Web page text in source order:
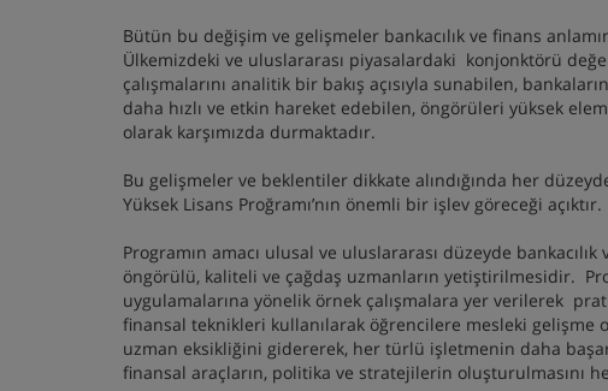
Bütün bu değişim ve gelişmeler bankacılık ve finans
Ülkemizdeki ve uluslararası piyasalardaki konjonktörü
çalışmalarını analitik bir bakış açısıyla sunabilen,
daha hızlı ve etkin hareket edebilen, öngörüleri yüksek
olarak karşımızda durmaktadır.
Bu gelişmeler ve beklentiler dikkate alındığında her
Yüksek Lisans Proğramı’nın önemli bir işlev göreceği açıktır.
Programın amacı ulusal ve uluslararası düzeyde
öngörülü, kaliteli ve çağdaş uzmanların yetiştirilmesidir.
uygulamalarına yönelik örnek çalışmalara yer verilerek
finansal teknikleri kullanılarak öğrencilere mesleki gelişme
uzman eksikliğini gidererek, her türlü işletmenin daha
finansal araçların, politika ve stratejilerin oluşturulmasını